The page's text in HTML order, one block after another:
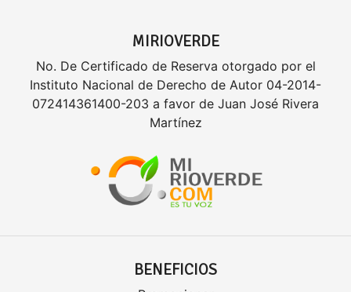
MIRIOVERDE
No. De Certificado de Reserva otorgado por el
Instituto Nacional de Derecho de Autor 04-2014-
072414361400-203 a favor de Juan José Rivera
Martínez
BENEFICIOS